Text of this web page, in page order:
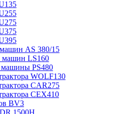
AS 380/15
машин LS160
машины PS480
WOLF130
CAR275
CEX410
BV3
1500H